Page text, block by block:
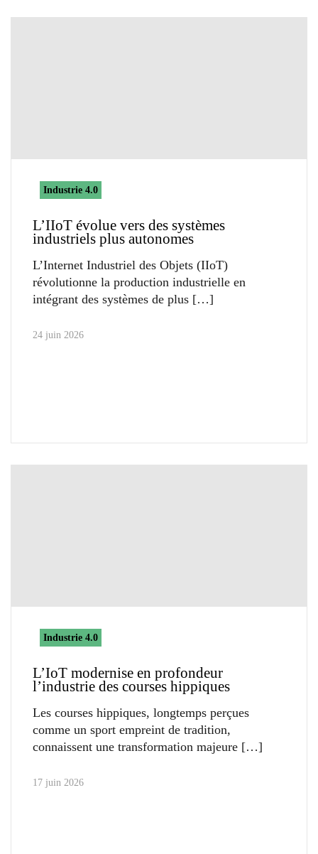
Industrie 4.0
L’IIoT évolue vers des systèmes
industriels plus autonomes
L’Internet Industriel des Objets (IIoT)
révolutionne la production industrielle en
intégrant des systèmes de plus
24 juin 2026
Industrie 4.0
L’IoT modernise en profondeur
l’industrie des courses hippiques
Les courses hippiques, longtemps perçues
comme un sport empreint de tradition,
connaissent une transformation majeure
17 juin 2026